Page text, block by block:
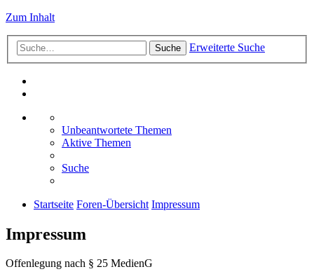
Zum Inhalt
Suche Erweiterte Suche
Unbeantwortete Themen
Aktive Themen
Suche
Startseite Foren-Übersicht Impressum
Impressum
Offenlegung nach § 25 MedienG